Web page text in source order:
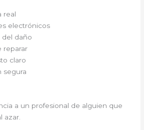
real
electrónicos
daño
reparar
claro
segura
a un profesional de alguien que
azar.